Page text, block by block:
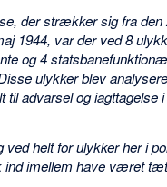
der strækker sig fra den
1944, var der ved 8
og 4
ulykker blev
til advarsel og
ved helt for ulykker her i
ind imellem have været